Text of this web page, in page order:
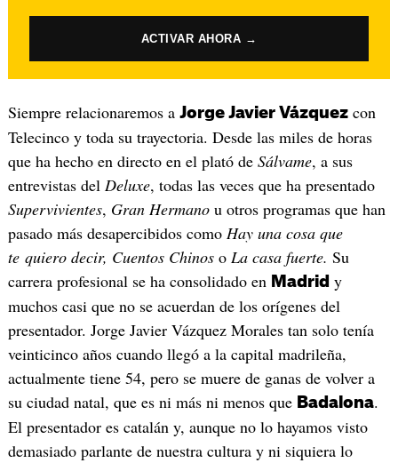
ACTIVAR AHORA →
Siempre relacionaremos a Jorge Javier Vázquezcon
Telecinco y toda su trayectoria. Desde las miles de horas
que ha hecho en directo en el plató de Sálvame, a sus
entrevistas del Deluxe, todas las veces que ha presentado
Supervivientes, Gran Hermanou otros programas que han
pasado más desapercibidos como Hay una cosa que
te quiero decir, Cuentos Chinoso La casa fuerte. Su
carrera profesional se ha consolidado en Madrid y
muchos casi que no se acuerdan de los orígenes del
presentador. Jorge Javier Vázquez Morales tan solo tenía
veinticinco años cuando llegó a la capital madrileña,
actualmente tiene 54, pero se muere de ganas de volver a
su ciudad natal, que es ni más ni menos que Badalona.
El presentador es catalán y, aunque no lo hayamos visto
demasiado parlante de nuestra cultura y ni siquiera lo